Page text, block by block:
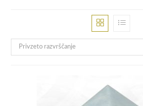
Privzeto razvrščanje